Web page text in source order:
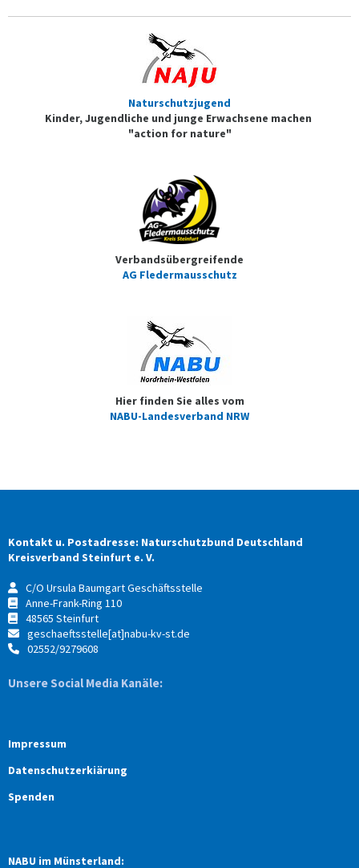
Naturschutzjugend
Kinder, Jugendliche und junge Erwachsene machen
"action for nature"
Verbandsübergreifende
AG Fledermausschutz
Hier finden Sie alles vom
NABU-Landesverband NRW
Kontakt u. Postadresse: Naturschutzbund Deutschland
Kreisverband Steinfurt e. V.
C/O Ursula Baumgart Geschäftsstelle
Anne-Frank-Ring 110
48565 Steinfurt
geschaeftsstelle[at]nabu-kv-st.de
02552/9279608
Unsere Social Media Kanäle:
Impressum
Datenschutzerkiärung
Spenden
NABU im Münsterland: